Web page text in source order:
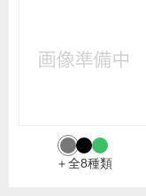
＋全8種類